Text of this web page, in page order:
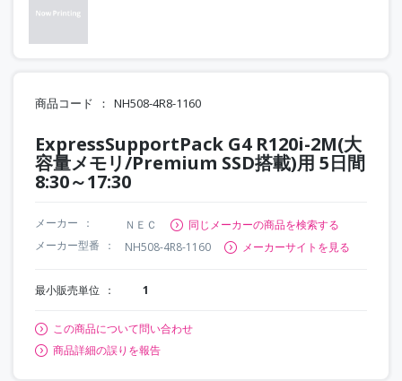
商品コード NH508-4R8-1160
ExpressSupportPack G4 R120i-2M(大
容量メモリ/Premium SSD搭載)用 5日間
8:30～17:30
メーカー ＮＥＣ
同じメーカーの商品を検索する
メーカー型番
NH508-4R8-1160 メーカーサイトを見る
最小販売単位 1
この商品について問い合わせ
商品詳細の誤りを報告